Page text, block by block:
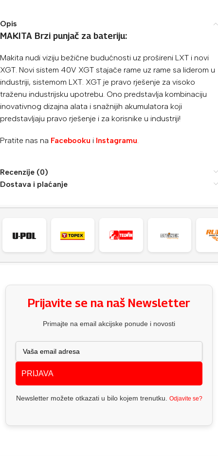
Opis
MAKITA Brzi punjač za bateriju:
Makita nudi viziju bežične budućnosti uz prošireni LXT i novi
XGT. Novi sistem 40V XGT stajače rame uz rame sa liderom u
industriji, sistemom LXT. XGT je pravo rješenje za visoko
traženu industrijsku upotrebu. Ono predstavlja kombinaciju
inovativnog dizajna alata i snažnijih akumulatora koji
predstavljaju pravo rješenje i za korisnike u industriji!
Pratite nas na Facebooku i Instagramu.
Recenzije (0)
Dostava i plaćanje
Prijavite se na naš Newsletter
Primajte na email akcijske ponude i novosti
PRIJAVA
Newsletter možete otkazati u bilo kojem trenutku. Odjavite se?